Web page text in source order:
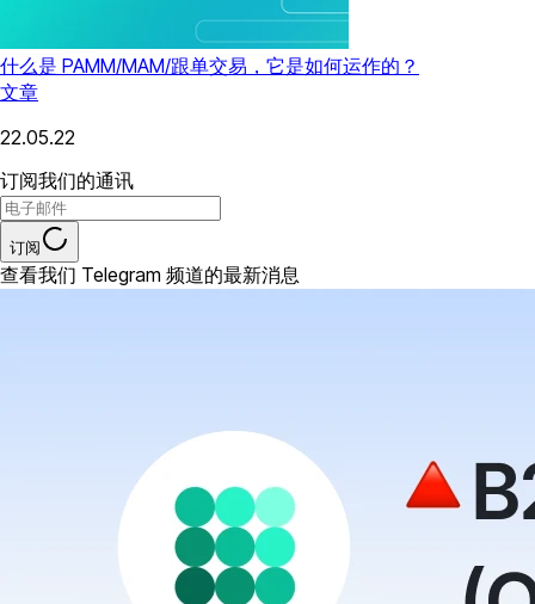
什么是 PAMM/MAM/跟单交易，它是如何运作的？
文章
22.05.22
订阅我们的通讯
订阅
查看我们 Telegram 频道的最新消息